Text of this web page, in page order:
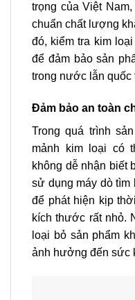
trọng của Việt
chuẩn chất lượng
đó, kiểm tra kim
để đảm bảo sản
trong nước lẫn quốc
Đảm bảo an toàn
Trong quá trình
mảnh kim loại có
không dễ nhận biết
sử dụng máy dò tìm
để phát hiện kịp
kích thước rất nhỏ.
loại bỏ sản phẩm
ảnh hưởng đến sức